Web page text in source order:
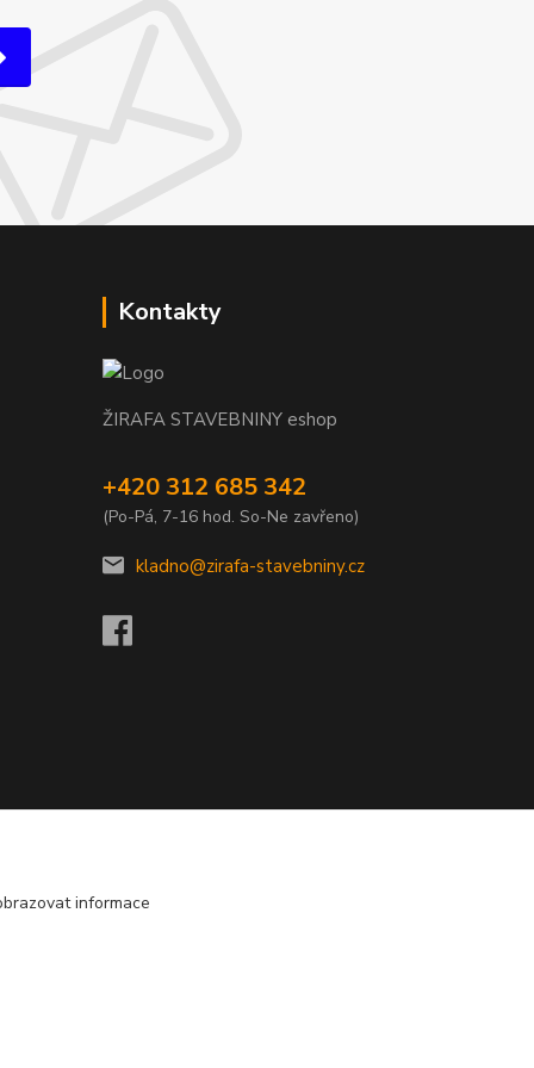
Kontakty
ŽIRAFA STAVEBNINY eshop
+420 312 685 342
(Po-Pá, 7-16 hod. So-Ne zavřeno)
kladno@zirafa-stavebniny.cz
informace